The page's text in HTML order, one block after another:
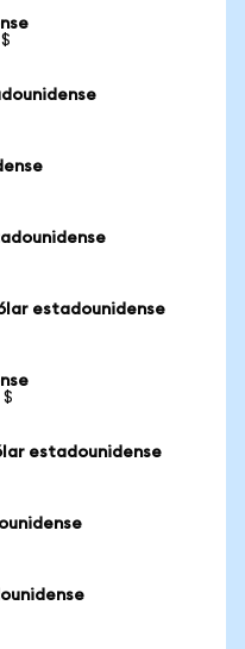
estadounidense
$
estadounidense